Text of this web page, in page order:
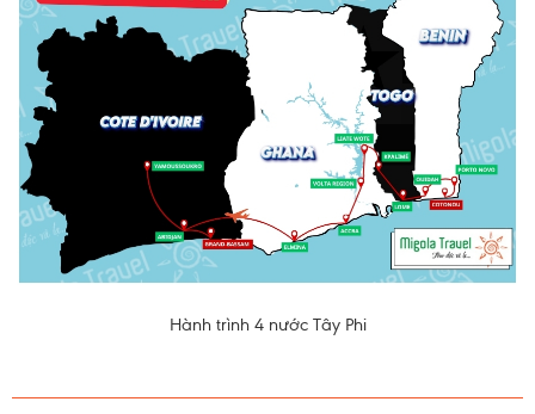
Hành trình 4 nước Tây Phi